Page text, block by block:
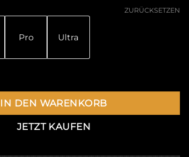
Pro Ultra
ZURÜCKSETZEN
IN DEN WARENKORB
JETZT KAUFEN